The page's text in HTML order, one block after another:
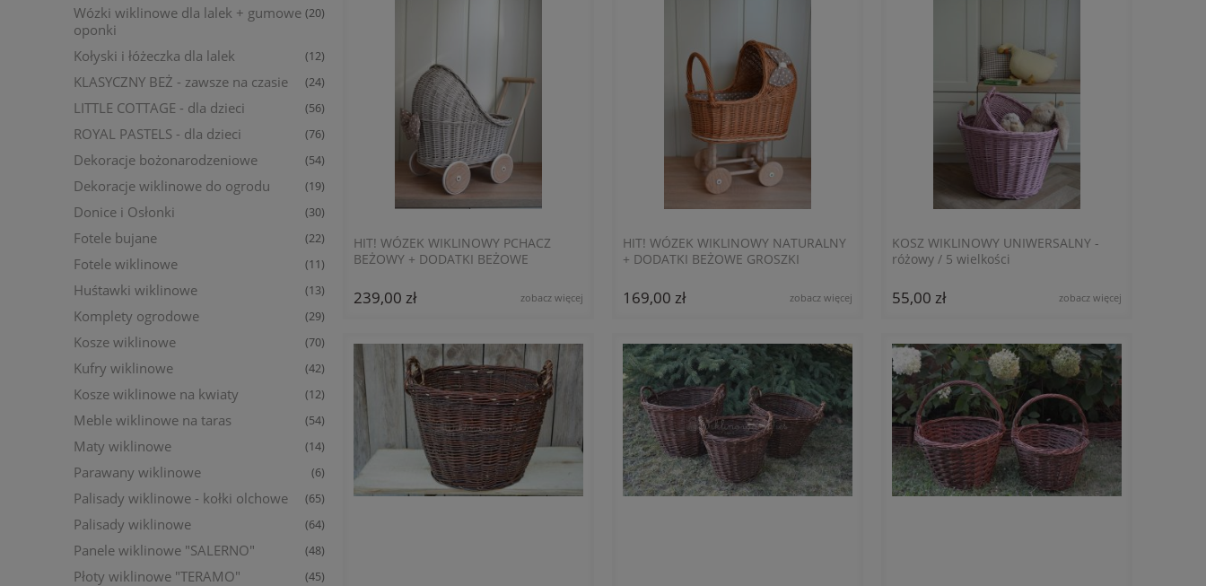
Wózki wiklinowe dla lalek + gumowe
oponki
(20)
Kołyski i łóżeczka dla lalek (12)
KLASYCZNY BEŻ - zawsze na czasie (24)
LITTLE COTTAGE - dla dzieci (56)
ROYAL PASTELS - dla dzieci (76)
Dekoracje bożonarodzeniowe (54)
Dekoracje wiklinowe do ogrodu (19)
Donice i Osłonki (30)
Fotele bujane (22)
Fotele wiklinowe (11)
Huśtawki wiklinowe (13)
Komplety ogrodowe (29)
Kosze wiklinowe (70)
Kufry wiklinowe (42)
Kosze wiklinowe na kwiaty (12)
Meble wiklinowe na taras (54)
Maty wiklinowe (14)
Parawany wiklinowe (6)
Palisady wiklinowe - kołki olchowe (65)
Palisady wiklinowe (64)
Panele wiklinowe "SALERNO" (48)
Płoty wiklinowe "TERAMO" (45)
HIT! WÓZEK WIKLINOWY PCHACZ
BEŻOWY + DODATKI BEŻOWE
239,00 zł zobacz więcej
HIT! WÓZEK WIKLINOWY NATURALNY
+ DODATKI BEŻOWE GROSZKI
169,00 zł zobacz więcej
KOSZ WIKLINOWY UNIWERSALNY -
różowy / 5 wielkości
55,00 zł zobacz więcej